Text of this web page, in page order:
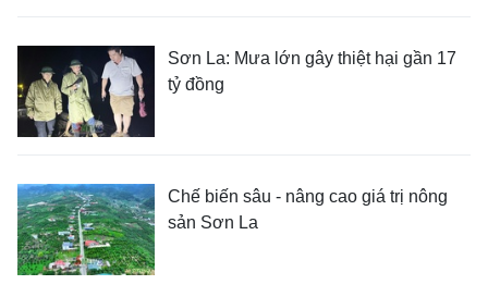
Sơn La: Mưa lớn gây thiệt hại gần 17
tỷ đồng
Chế biến sâu - nâng cao giá trị nông
sản Sơn La